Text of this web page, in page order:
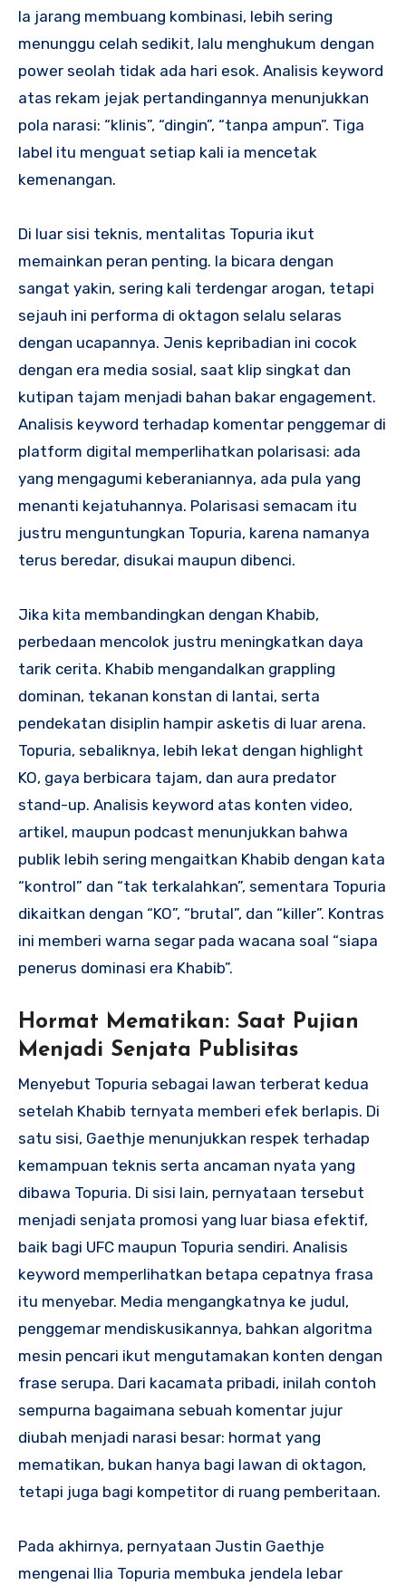
Ia jarang membuang kombinasi, lebih sering
menunggu celah sedikit, lalu menghukum dengan
power seolah tidak ada hari esok. Analisis keyword
atas rekam jejak pertandingannya menunjukkan
pola narasi: “klinis”, “dingin”, “tanpa ampun”. Tiga
label itu menguat setiap kali ia mencetak
kemenangan.
Di luar sisi teknis, mentalitas Topuria ikut
memainkan peran penting. Ia bicara dengan
sangat yakin, sering kali terdengar arogan, tetapi
sejauh ini performa di oktagon selalu selaras
dengan ucapannya. Jenis kepribadian ini cocok
dengan era media sosial, saat klip singkat dan
kutipan tajam menjadi bahan bakar engagement.
Analisis keyword terhadap komentar penggemar di
platform digital memperlihatkan polarisasi: ada
yang mengagumi keberaniannya, ada pula yang
menanti kejatuhannya. Polarisasi semacam itu
justru menguntungkan Topuria, karena namanya
terus beredar, disukai maupun dibenci.
Jika kita membandingkan dengan Khabib,
perbedaan mencolok justru meningkatkan daya
tarik cerita. Khabib mengandalkan grappling
dominan, tekanan konstan di lantai, serta
pendekatan disiplin hampir asketis di luar arena.
Topuria, sebaliknya, lebih lekat dengan highlight
KO, gaya berbicara tajam, dan aura predator
stand-up. Analisis keyword atas konten video,
artikel, maupun podcast menunjukkan bahwa
publik lebih sering mengaitkan Khabib dengan kata
“kontrol” dan “tak terkalahkan”, sementara Topuria
dikaitkan dengan “KO”, “brutal”, dan “killer”. Kontras
ini memberi warna segar pada wacana soal “siapa
penerus dominasi era Khabib”.
Hormat Mematikan: Saat Pujian
Menjadi Senjata Publisitas
Menyebut Topuria sebagai lawan terberat kedua
setelah Khabib ternyata memberi efek berlapis. Di
satu sisi, Gaethje menunjukkan respek terhadap
kemampuan teknis serta ancaman nyata yang
dibawa Topuria. Di sisi lain, pernyataan tersebut
menjadi senjata promosi yang luar biasa efektif,
baik bagi UFC maupun Topuria sendiri. Analisis
keyword memperlihatkan betapa cepatnya frasa
itu menyebar. Media mengangkatnya ke judul,
penggemar mendiskusikannya, bahkan algoritma
mesin pencari ikut mengutamakan konten dengan
frase serupa. Dari kacamata pribadi, inilah contoh
sempurna bagaimana sebuah komentar jujur
diubah menjadi narasi besar: hormat yang
mematikan, bukan hanya bagi lawan di oktagon,
tetapi juga bagi kompetitor di ruang pemberitaan.
Pada akhirnya, pernyataan Justin Gaethje
mengenai Ilia Topuria membuka jendela lebar